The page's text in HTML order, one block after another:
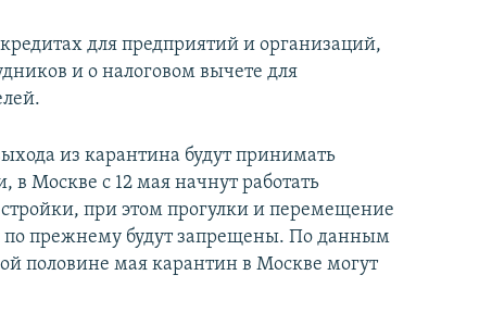
для предприятий и организаций,
и о налоговом вычете для
из карантина будут принимать
в Москве с 12 мая начнут работать
при этом прогулки и перемещение
прежнему будут запрещены. По данным
половине мая карантин в Москве могут